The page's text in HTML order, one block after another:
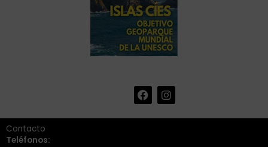
F
a
e
I
n
t
Contacto
Teléfonos: